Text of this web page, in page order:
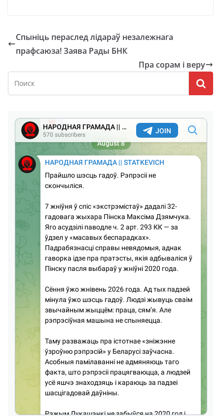
Спыніць пераслед лідараў незалежнага
прафсаюза! Заява Рады БНК
Пра сорам і веру